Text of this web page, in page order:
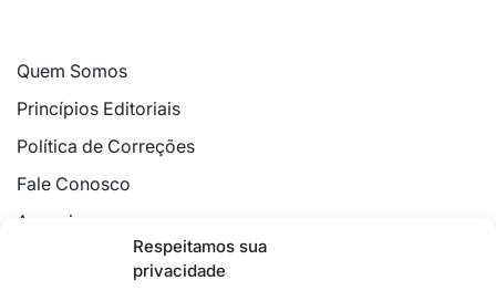
Respeitamos sua
privacidade
Quem Somos
Princípios Editoriais
Política de Correções
Fale Conosco
Anuncie
Política de Cookies